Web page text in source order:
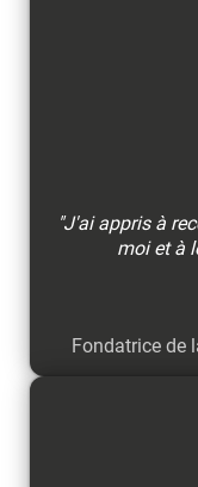
"J'ai appris à
moi et à
Fondatrice de